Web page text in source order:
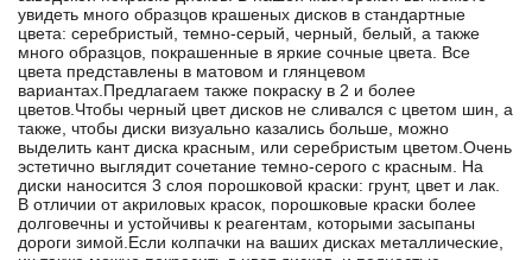
увидеть много образцов крашеных дисков в стандартные
цвета: серебристый, темно-серый, черный, белый, а также
много образцов, покрашенные в яркие сочные цвета. Все
цвета представлены в матовом и глянцевом
вариантах.Предлагаем также покраску в 2 и более
цветов.Чтобы черный цвет дисков не сливался с цветом шин, а
также, чтобы диски визуально казались больше, можно
выделить кант диска красным, или серебристым цветом.Очень
эстетично выглядит сочетание темно-серого с красным. На
диски наносится 3 слоя порошковой краски: грунт, цвет и лак.
В отличии от акриловых красок, порошковые краски более
долговечны и устойчивы к реагентам, которыми засыпаны
дороги зимой.Если колпачки на ваших дисках металлические,